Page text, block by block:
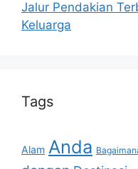
Jalur Pendakian
Keluarga
Tags
Alam Anda